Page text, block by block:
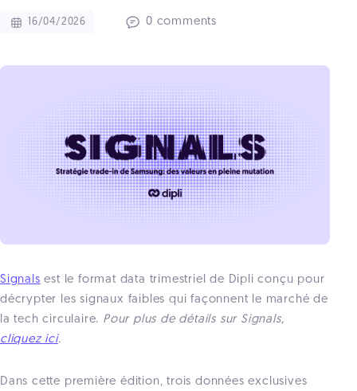
16/04/2026 0 comments
Signals est le format data trimestriel de Dipli conçu pour
décrypter les signaux faibles qui façonnent le marché de
la tech circulaire. Pour plus de détails sur Signals,
cliquez ici.
Dans cette première édition, trois données exclusives